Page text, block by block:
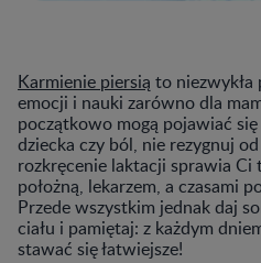
Karmienie piersią to niezwykła
emocji i nauki zarówno dla
początkowo mogą pojawiać
dziecka czy ból, nie rezygnuj
rozkręcenie laktacji sprawia
położną, lekarzem, a czasami
Przede wszystkim jednak daj
ciału i pamiętaj: z każdym
stawać się łatwiejsze!